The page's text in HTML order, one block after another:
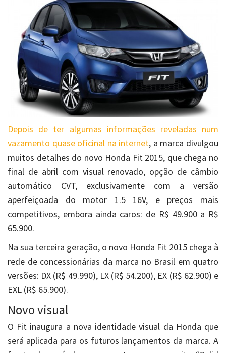
Depois de ter algumas informações reveladas num
vazamento quase oficinal na internet, a marca divulgou
muitos detalhes do novo Honda Fit 2015, que chega no
final de abril com visual renovado, opção de câmbio
automático CVT, exclusivamente com a versão
aperfeiçoada do motor 1.5 16V, e preços mais
competitivos, embora ainda caros: de R$ 49.900 a R$
65.900.
Na sua terceira geração, o novo Honda Fit 2015 chega à
rede de concessionárias da marca no Brasil em quatro
versões: DX (R$ 49.990), LX (R$ 54.200), EX (R$ 62.900) e
EXL (R$ 65.900).
Novo visual
O Fit inaugura a nova identidade visual da Honda que
será aplicada para os futuros lançamentos da marca. A